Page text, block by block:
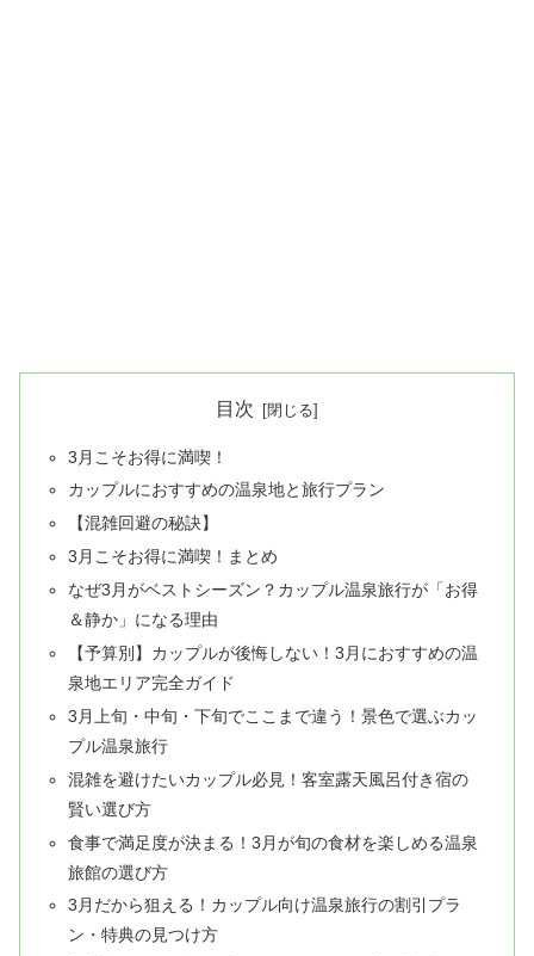
目次
3月こそお得に満喫！
カップルにおすすめの温泉地と旅行プラン
【混雑回避の秘訣】
3月こそお得に満喫！まとめ
なぜ3月がベストシーズン？カップル温泉旅行が「お得
＆静か」になる理由
【予算別】カップルが後悔しない！3月におすすめの温
泉地エリア完全ガイド
3月上旬・中旬・下旬でここまで違う！景色で選ぶカッ
プル温泉旅行
混雑を避けたいカップル必見！客室露天風呂付き宿の
賢い選び方
食事で満足度が決まる！3月が旬の食材を楽しめる温泉
旅館の選び方
3月だから狙える！カップル向け温泉旅行の割引プラ
ン・特典の見つけ方